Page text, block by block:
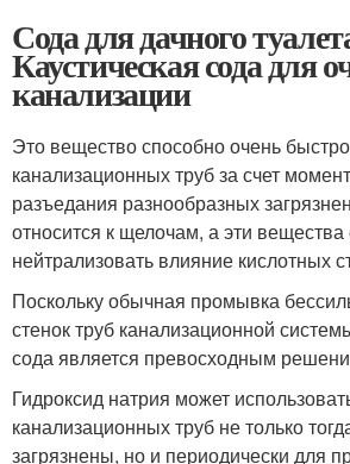
Сода для дачного
Каустическая сода для
канализации
Это вещество способно очень быстро
канализационных труб за счет
разъедания разнообразных
относится к щелочам, а эти
нейтрализовать влияние кислотных
Поскольку обычная промывка
стенок труб канализационной
сода является превосходным
Гидроксид натрия может
канализационных труб не только
загрязнены, но и периодически для